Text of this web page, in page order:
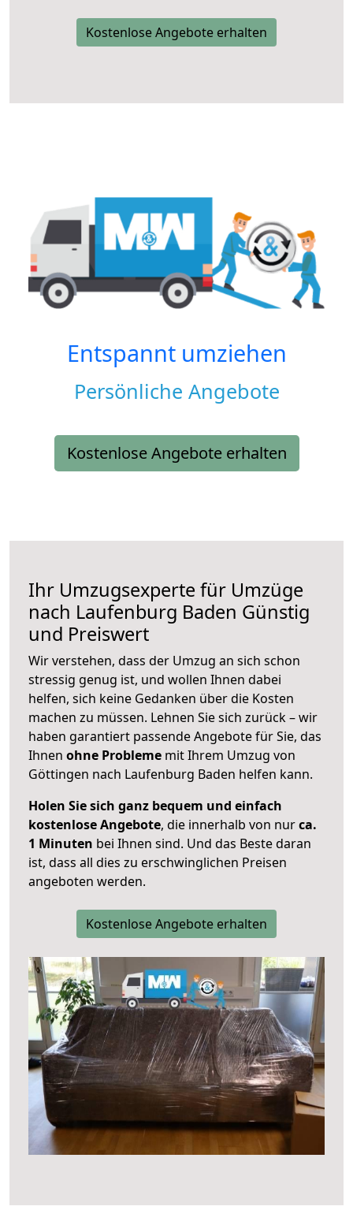
Kostenlose Angebote erhalten
Entspannt umziehen
Persönliche Angebote
Kostenlose Angebote erhalten
Ihr Umzugsexperte für Umzüge
nach Laufenburg Baden Günstig
und Preiswert
Wir verstehen, dass der Umzug an sich schon
stressig genug ist, und wollen Ihnen dabei
helfen, sich keine Gedanken über die Kosten
machen zu müssen. Lehnen Sie sich zurück – wir
haben garantiert passende Angebote für Sie, das
Ihnen ohne Probleme mit Ihrem Umzug von
Göttingen nach Laufenburg Baden helfen kann.
Holen Sie sich ganz bequem und einfach
kostenlose Angebote, die innerhalb von nurca.
1 Minuten bei Ihnen sind. Und das Beste daran
ist, dass all dies zu erschwinglichen Preisen
angeboten werden.
Kostenlose Angebote erhalten